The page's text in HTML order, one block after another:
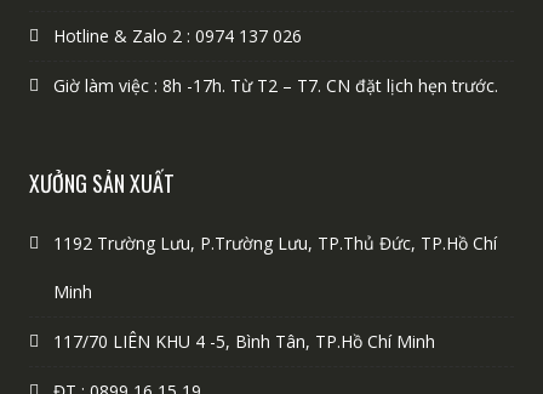
Hotline & Zalo 2 : 0974 137 026
Giờ làm việc : 8h -17h. Từ T2 – T7. CN đặt lịch hẹn trước.
XƯỞNG SẢN XUẤT
1192 Trường Lưu, P.Trường Lưu, TP.Thủ Đức, TP.Hồ Chí
Minh
117/70 LIÊN KHU 4 -5, Bình Tân, TP.Hồ Chí Minh